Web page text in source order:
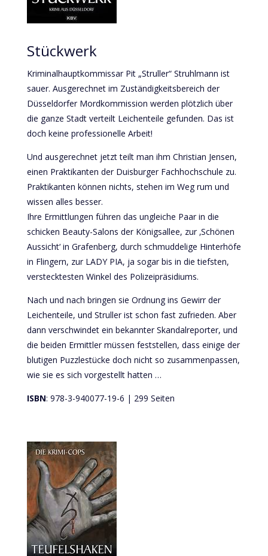
Stückwerk
Kriminalhauptkommissar Pit „Struller“ Struhlmann ist
sauer. Ausgerechnet im Zuständigkeitsbereich der
Düsseldorfer Mordkommission werden plötzlich über
die ganze Stadt verteilt Leichenteile gefunden. Das ist
doch keine professionelle Arbeit!
Und ausgerechnet jetzt teilt man ihm Christian Jensen,
einen Praktikanten der Duisburger Fachhochschule zu.
Praktikanten können nichts, stehen im Weg rum und
wissen alles besser.
Ihre Ermittlungen führen das ungleiche Paar in die
schicken Beauty-Salons der Königsallee, zur ‚Schönen
Aussicht‘ in Grafenberg, durch schmuddelige Hinterhöfe
in Flingern, zur LADY PIA, ja sogar bis in die tiefsten,
verstecktesten Winkel des Polizeipräsidiums.
Nach und nach bringen sie Ordnung ins Gewirr der
Leichenteile, und Struller ist schon fast zufrieden. Aber
dann verschwindet ein bekannter Skandalreporter, und
die beiden Ermittler müssen feststellen, dass einige der
blutigen Puzzlestücke doch nicht so zusammenpassen,
wie sie es sich vorgestellt hatten …
ISBN: 978-3-940077-19-6 | 299 Seiten